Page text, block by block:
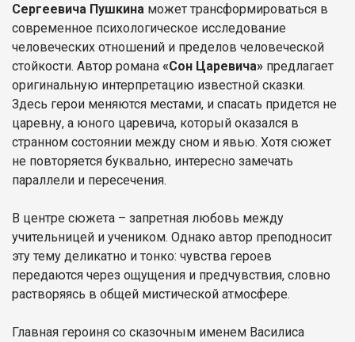
Сергеевича Пушкина может трансформироваться в
современное психологическое исследование
человеческих отношений и пределов человеческой
стойкости. Автор романа «Сон Царевича» предлагает
оригинальную интерпретацию известной сказки.
Здесь герои меняются местами, и спасать придется не
царевну, а юного царевича, который оказался в
странном состоянии между сном и явью. Хотя сюжет
не повторяется буквально, интересно замечать
параллели и пересечения.
В центре сюжета – запретная любовь между
учительницей и учеником. Однако автор преподносит
эту тему деликатно и тонко: чувства героев
передаются через ощущения и предчувствия, словно
растворяясь в общей мистической атмосфере.
Главная героиня со сказочным именем Василиса